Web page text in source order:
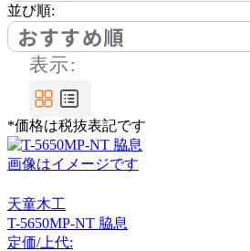
VI VE RE
ビブレ
天童木工
テンドウモッコウ
日進木工
並び順:
おすすめ順
表示:
*価格は税抜表記です
画像はイメージです
天童木工
T-5650MP-NT 脇息
定価/上代: